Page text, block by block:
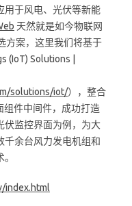
用于风电、光伏等新能
天然就是如今物联网
方案，这里我们将基于
(IoT) Solutions |
solutions/iot/），整合
组件中间件，成功打造
伏监控界面为例，为大
千余台风力发电机组和
index.html